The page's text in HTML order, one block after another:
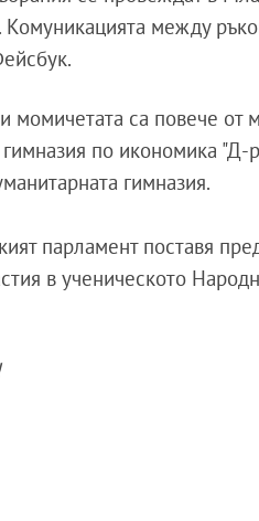
между
момичетата са повече от
по икономика "Д-
гимназия.
парламент поставя
в ученическото